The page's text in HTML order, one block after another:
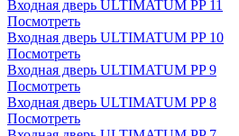
Входная дверь ULTIMATUM PP 11
Посмотреть
Входная дверь ULTIMATUM PP 10
Посмотреть
Входная дверь ULTIMATUM PP 9
Посмотреть
Входная дверь ULTIMATUM PP 8
Посмотреть